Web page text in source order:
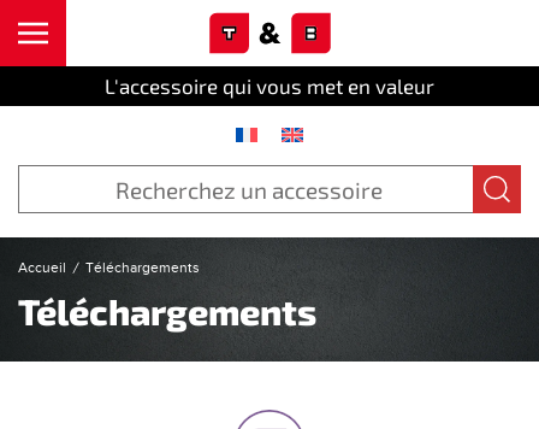
L'accessoire qui vous met en valeur
Accueil Téléchargements
Téléchargements
Cookies management panel